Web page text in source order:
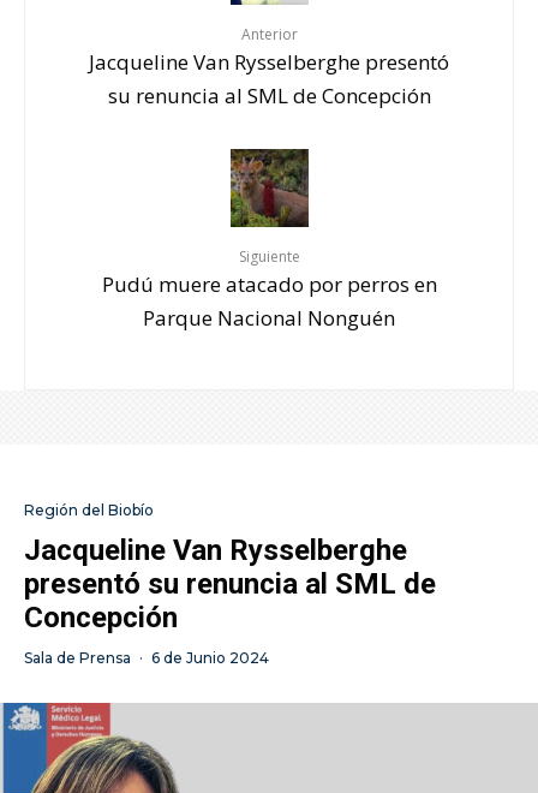
Anterior
Jacqueline Van Rysselberghe presentó
su renuncia al SML de Concepción
Siguiente
Pudú muere atacado por perros en
Parque Nacional Nonguén
Región del Biobío
Jacqueline Van Rysselberghe
presentó su renuncia al SML de
Concepción
Sala de Prensa · 6 de Junio 2024